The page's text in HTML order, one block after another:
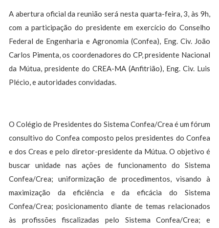
A abertura oficial da reunião será nesta quarta-feira, 3, às 9h,
com a participação do presidente em exercício do Conselho
Federal de Engenharia e Agronomia (Confea), Eng. Civ. João
Carlos Pimenta, os coordenadores do CP, presidente Nacional
da Mútua, presidente do CREA-MA (Anfitrião), Eng. Civ. Luis
Plécio, e autoridades convidadas.
O Colégio de Presidentes do Sistema Confea/Crea é um fórum
consultivo do Confea composto pelos presidentes do Confea
e dos Creas e pelo diretor-presidente da Mútua. O objetivo é
buscar unidade nas ações de funcionamento do Sistema
Confea/Crea; uniformização de procedimentos, visando à
maximização da eficiência e da eficácia do Sistema
Confea/Crea; posicionamento diante de temas relacionados
às profissões fiscalizadas pelo Sistema Confea/Crea; e